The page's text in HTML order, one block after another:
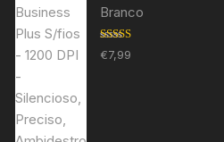
Branco
Avaliação
5.00de 5
€7,99